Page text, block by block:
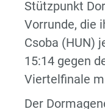
Stützpunkt
Vorrunde, die
Csoba (HUN)
15:14 gegen
Viertelfinale
Der